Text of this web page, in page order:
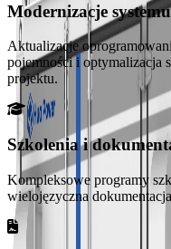
4.18 MWh ·
HC-UPSB5010L
5.01 MWh ·
Zobacz wszystkie
Usługi
Wsparcie techniczne
Profesjonalna pomoc
Modernizacje systemu
Aktualizacje
pojemności i optymalizacja
projektu.
Szkolenia i
Kompleksowe programy
wielojęzyczna